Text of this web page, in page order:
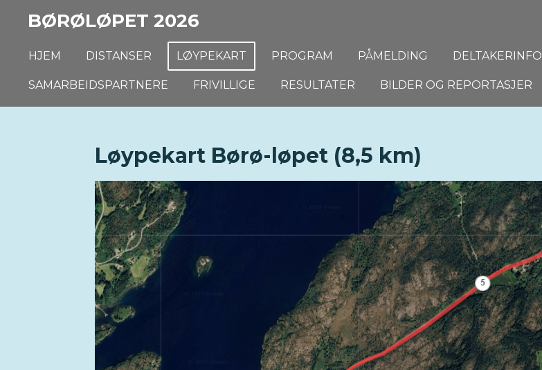
hovedinnhold
BØRØLØPET 2026
HJEM DISTANSER LØYPEKART PROGRAM PÅMELDING DELTAKERINFO
SAMARBEIDSPARTNERE FRIVILLIGE RESULTATER BILDER OG REPORTASJER
Løypekart Børø-løpet (8,5 km)